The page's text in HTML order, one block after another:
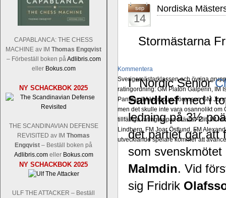
CAPABLANCA: THE CHESS
MACHINE av IM Thomas Engqvist
– Förbeställ boken påAdlibris.com
eller Bokus.com
NY SCHACKBOK 2025
THE SCANDINAVIAN DEFENSE
REVISITED av IM Thomas
Engqvist – Beställ boken på
Adlibris.comeller Bokus.com
NY SCHACKBOK 2025
ULF THE ATTACKER – Beställ
Kommentera
Sverigemästarklassen och övriga
ratingordning: GM Platon Galperin, IM
Pantzar, IM Hampus Sörensen GM
men det skulle inte vara osannolikt om
tillfälliga ratingtoppar. Mästar-Elit: IM
Lindberg, FM Joar Östlund, FM
utvecklande spelare kommer att
sep
14
Nordiska
Stormästarna
I ”Nordic Senior
Sandklefmed i
ledning på 3½
det partiet går att
som
Malmdin. Vid
sig Fridrik